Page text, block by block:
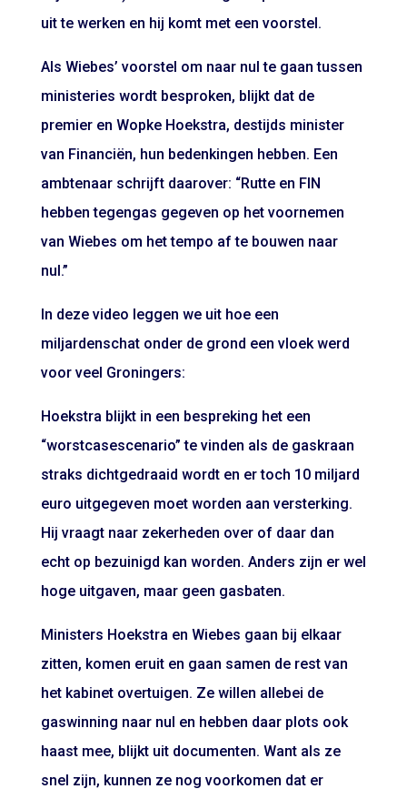
uit te werken en hij komt met een voorstel.
Als Wiebes’ voorstel om naar nul te gaan tussen
ministeries wordt besproken, blijkt dat de
premier en Wopke Hoekstra, destijds minister
van Financiën, hun bedenkingen hebben. Een
ambtenaar schrijft daarover: “Rutte en FIN
hebben tegengas gegeven op het voornemen
van Wiebes om het tempo af te bouwen naar
nul.”
In deze video leggen we uit hoe een
miljardenschat onder de grond een vloek werd
voor veel Groningers:
Hoekstra blijkt in een bespreking het een
“worstcasescenario” te vinden als de gaskraan
straks dichtgedraaid wordt en er toch 10 miljard
euro uitgegeven moet worden aan versterking.
Hij vraagt naar zekerheden over of daar dan
echt op bezuinigd kan worden. Anders zijn er wel
hoge uitgaven, maar geen gasbaten.
Ministers Hoekstra en Wiebes gaan bij elkaar
zitten, komen eruit en gaan samen de rest van
het kabinet overtuigen. Ze willen allebei de
gaswinning naar nul en hebben daar plots ook
haast mee, blijkt uit documenten. Want als ze
snel zijn, kunnen ze nog voorkomen dat er